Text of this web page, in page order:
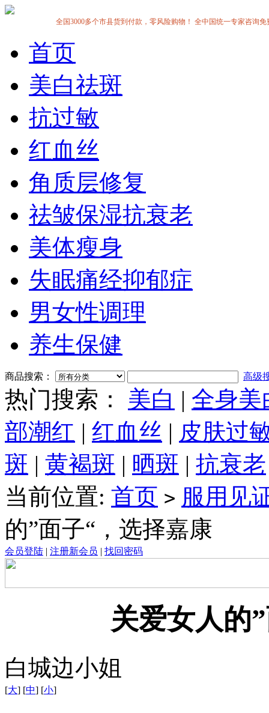
全国3000多个市县货到付款，零风险购物！ 全中国统一专家咨询免
首页
美白祛斑
抗过敏
红血丝
角质层修复
祛皱保湿抗衰老
美体瘦身
失眠痛经抑郁症
男女性调理
养生保健
商品搜索： 高级
热门搜索： 美白 | 全身美
部潮红 | 红血丝 | 皮肤过
斑 | 黄褐斑 | 晒斑 | 抗衰老
当前位置: 首页 > 服用见
的”面子“，选择嘉康
会员登陆 | 注册新会员 | 找回密码
关爱女人的
白城边小姐
[大] [中] [小]